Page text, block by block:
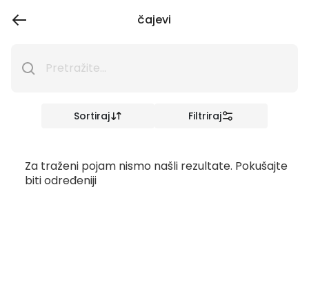
čajevi
Sortiraj Filtriraj
Za traženi pojam nismo našli rezultate. Pokušajte
biti određeniji